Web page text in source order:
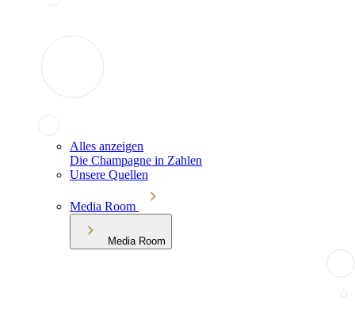
Alles anzeigen
Die Champagne in Zahlen
Unsere Quellen
Media Room
Media Room